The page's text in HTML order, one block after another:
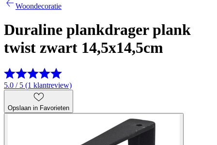
Woondecoratie
Duraline plankdrager plank
twist zwart 14,5x14,5cm
5.0 / 5 (1 klantreview)
Opslaan in Favorieten